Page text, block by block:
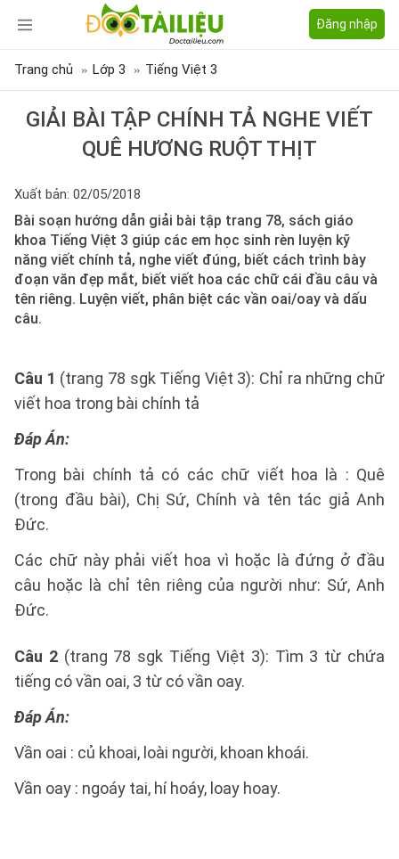
Đăng nhập
Trang chủ Lớp 3 Tiếng Việt 3
GIẢI BÀI TẬP CHÍNH TẢ NGHE VIẾT
QUÊ HƯƠNG RUỘT THỊT
Xuất bản: 02/05/2018
Bài soạn hướng dẫn giải bài tập trang 78, sách giáo
khoa Tiếng Việt 3 giúp các em học sinh rèn luyện kỹ
năng viết chính tả, nghe viết đúng, biết cách trình bày
đoạn văn đẹp mắt, biết viết hoa các chữ cái đầu câu và
tên riêng. Luyện viết, phân biệt các vần oai/oay và dấu
câu.
Câu 1 (trang 78 sgk Tiếng Việt 3): Chỉ ra những chữ
viết hoa trong bài chính tả
Đáp Án:
Trong bài chính tả có các chữ viết hoa là : Quê
(trong đầu bài), Chị Sứ, Chính và tên tác giả Anh
Đức.
Các chữ này phải viết hoa vì hoặc là đứng ở đầu
câu hoặc là chỉ tên riêng của người như: Sứ, Anh
Đức.
Câu 2(trang 78 sgk Tiếng Việt 3): Tìm 3 từ chứa
tiếng có vần oai, 3 từ có vần oay.
Đáp Án:
Vần oai : củ khoai, loài người, khoan khoái.
Vần oay : ngoáy tai, hí hoáy, loay hoay.